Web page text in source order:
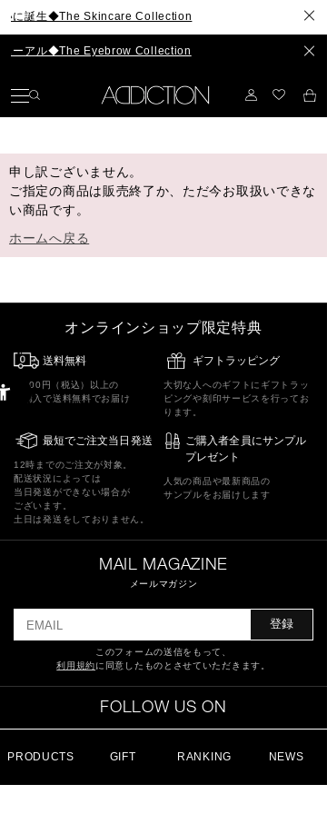
に誕生◆The Skincare Collection
ーアル◆The Eyebrow Collection
申し訳ございません。
ご指定の商品は販売終了か、ただ今お取扱いできな
い商品です。
ホームへ戻る
PRODUCTS GIFT RANKING NEWS
オンラインショップ限定特典
送料無料
5,500円（税込）以上の
ご購入で送料無料でお届け
ギフトラッピング
大切な人へのギフトにギフトラッ
ピングや刻印サービスを行ってお
ります。
最短でご注文当日発送
12時までのご注文が対象。
配送状況によっては
当日発送ができない場合が
ございます。
土日は発送をしておりません。
ご購入者全員にサンプル
プレゼント
人気の商品や最新商品の
サンプルをお届けします
MAIL MAGAZINE
メールマガジン
登録
このフォームの送信をもって、
利用規約に同意したものとさせていただきます。
FOLLOW US ON
特定商取引法に基づく表記 ショッピングガイド